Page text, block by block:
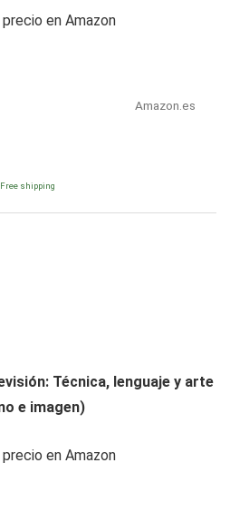
en Amazon
Amazon.es
Free shipping
Técnica, lenguaje y arte
e imagen)
en Amazon